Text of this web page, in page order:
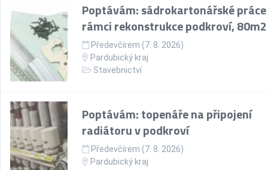
Poptávám: sádrokartonářské
rámci rekonstrukce podkroví, 80m2
Předevčírem (7. 8. 2026)
Pardubický kraj
Stavebnictví
Poptávám: topenáře na připojení
radiátoru v podkroví
Předevčírem (7. 8. 2026)
Pardubický kraj